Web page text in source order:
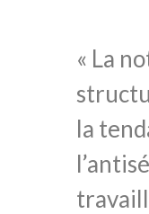
« La
la